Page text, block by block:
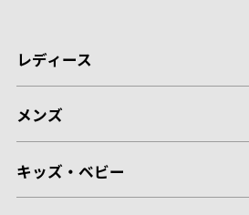
レディース
メンズ
キッズ・ベビー